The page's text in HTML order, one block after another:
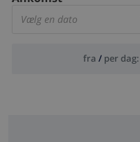
Vælg en dato
fra / per dag: